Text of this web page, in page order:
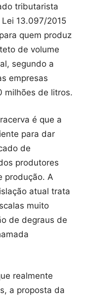
tributarista
13.097/2015
quem produz
de volume
segundo a
empresas
milhões de litros.
é que a
para dar
de
produtores
produção. A
atual trata
muito
de degraus de
realmente
a proposta da